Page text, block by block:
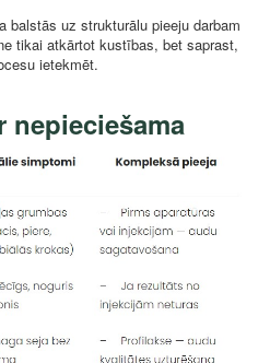
balstās uz strukturālu pieeju darbam
tikai atkārtot kustības, bet saprast,
ietekmēt.
nepieciešama